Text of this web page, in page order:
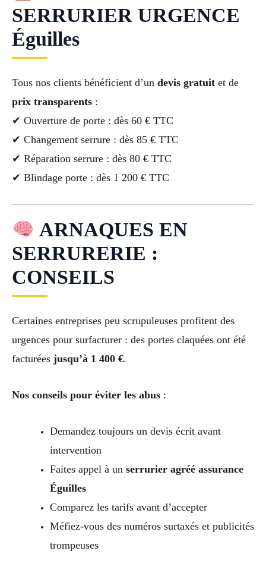
SERRURIER URGENCE
Éguilles
Tous nos clients bénéficient d’un devis gratuit et de
prix transparents :
✔ Ouverture de porte : dès 60 € TTC
✔ Changement serrure : dès 85 € TTC
✔ Réparation serrure : dès 80 € TTC
✔ Blindage porte : dès 1 200 € TTC
ARNAQUES EN
SERRURERIE :
CONSEILS
Certaines entreprises peu scrupuleuses profitent des
urgences pour surfacturer : des portes claquées ont été
facturées jusqu’à 1 400 €.
Nos conseils pour éviter les abus :
Demandez toujours un devis écrit avant
intervention
Faites appel à un serrurier agréé assurance
Éguilles
Comparez les tarifs avant d’accepter
Méfiez-vous des numéros surtaxés et publicités
trompeuses